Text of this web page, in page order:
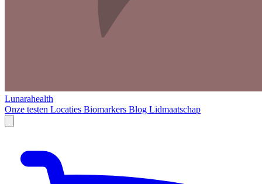
Lunarahealth
Onze testen Locaties Biomarkers Blog Lidmaatschap